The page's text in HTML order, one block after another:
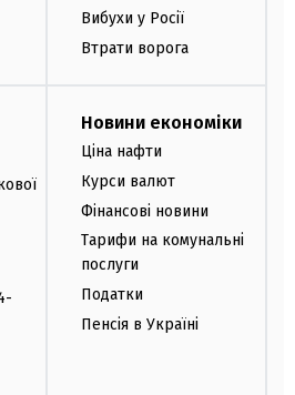
Вибухи у Росії
Втрати ворога
Новини економіки
Ціна нафти
Курси валют
Фінансові новини
Тарифи на комунальні
послуги
Податки
Пенсія в Україні